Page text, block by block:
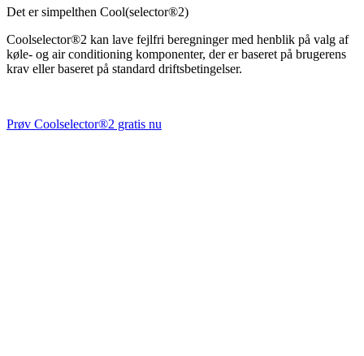
Det er simpelthen Cool(selector®2)
Coolselector®2 kan lave fejlfri beregninger med henblik på valg af
køle- og air conditioning komponenter, der er baseret på brugerens
krav eller baseret på standard driftsbetingelser.
Prøv Coolselector®2 gratis nu